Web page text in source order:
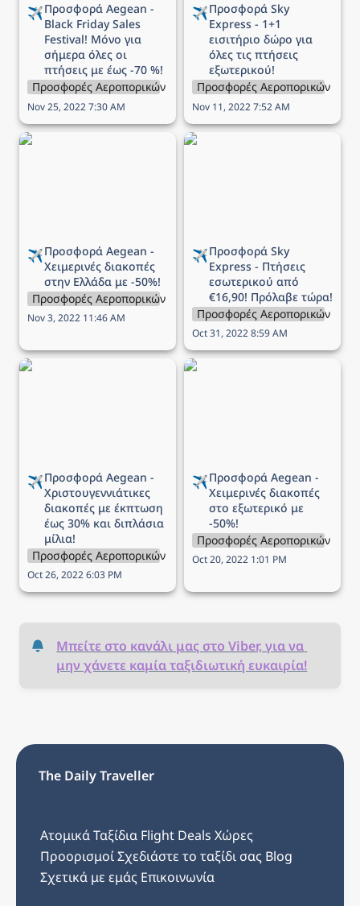
✈️
Black Friday Sales
Festival! Μόνο για
σήμερα όλες οι
πτήσεις με έως -70 %!
Προσφορές Αεροπορικών Εταιρειών
Nov 25, 2022 7:30 AM
✈️Προσφορά Sky
Express - 1+1
εισιτήριο δώρο για
όλες τις πτήσεις
εξωτερικού!
Προσφορές Αεροπορικών
Nov 11, 2022 7:52 AM
Προσφορά Aegean -
✈️
Χειμερινές διακοπές
στην Ελλάδα με -50%!
Προσφορές Αεροπορικών Εταιρειών
Nov 3, 2022 11:46 AM
Προσφορά Sky Express -
✈️Προσφορά Sky
Express - Πτήσεις
εσωτερικού από
€16,90! Πρόλαβε τώρα!
Προσφορές Αεροπορικών
Oct 31, 2022 8:59 AM
Προσφορά Aegean -
✈️
Χριστουγεννιάτικες
διακοπές με έκπτωση
έως 30% και διπλάσια
μίλια!
Προσφορές Αεροπορικών Εταιρειών
Oct 26, 2022 6:03 PM
Προσφορά Aegean -
✈️
Χειμερινές διακοπές
στο εξωτερικό με
-50%!
Προσφορές Αεροπορικών
Oct 20, 2022 1:01 PM
Μπείτε στο κανάλι μας στο Viber, για να
μην χάνετε καμία ταξιδιωτική ευκαιρία!
The Daily Traveller
Ατομικά Ταξίδια Flight Deals Χώρες
ΠροορισμοίΣχεδιάστε το ταξίδι σας Blog
Σχετικά με εμάς Επικοινωνία